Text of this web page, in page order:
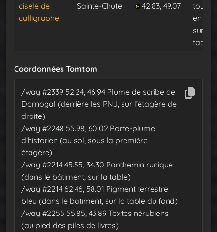
ciselé de
calligraphe
Sainte-Chute 42.83, 49.07
tour,
en
sur
table
Coordonnées Tomtom
/way #2339 52.24, 46.94 Plume de scribe de
Dornogal (derrière les PNJ, sur l’étagère de
droite)
/way #2248 55.98, 60.02 Porte-plume
d’historien (au sol, sous la première
étagère)
/way #2214 45.55, 34.30 Parchemin runique
(dans le bâtiment, sur la table)
/way #2214 62.46, 58.01 Pigment terrestre
bleu (dans le bâtiment, sur la table du fond)
/way #2255 55.85, 43.89 Textes nérubiens
(au pied des piles de livres)